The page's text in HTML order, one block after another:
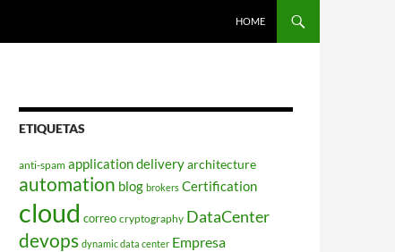
HOME
ETIQUETAS
anti-spam application deliveryarchitecture
automation blog brokers Certification
cloud correo cryptography DataCenter
devops dynamic data center Empresa